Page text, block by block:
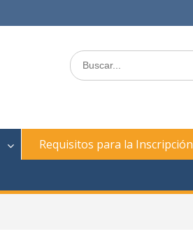
Buscar:
Requisitos para la Inscripción